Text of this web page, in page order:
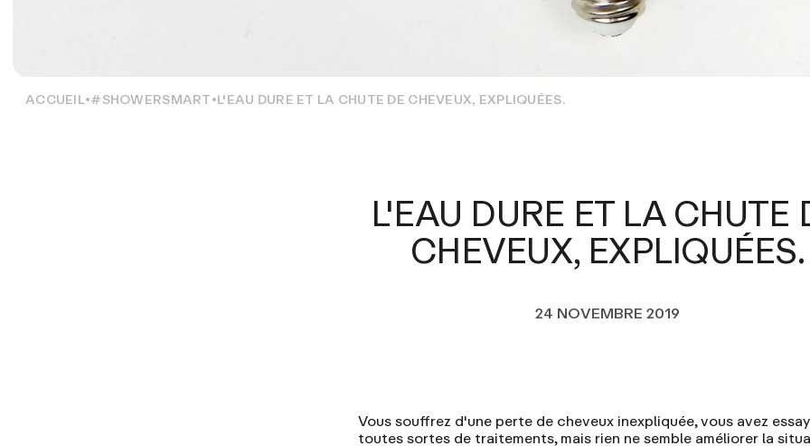
ACCUEIL #SHOWERSMART L'EAU DURE ET LA CHUTE DE CHEVEUX, EXPLIQUÉES.
L'EAU DURE ET LA CHUTE
CHEVEUX, EXPLIQUÉES.
24 NOVEMBRE 2019
Vous souffrez d'une perte de cheveux inexpliquée, vous avez
toutes sortes de traitements, mais rien ne semble améliorer la